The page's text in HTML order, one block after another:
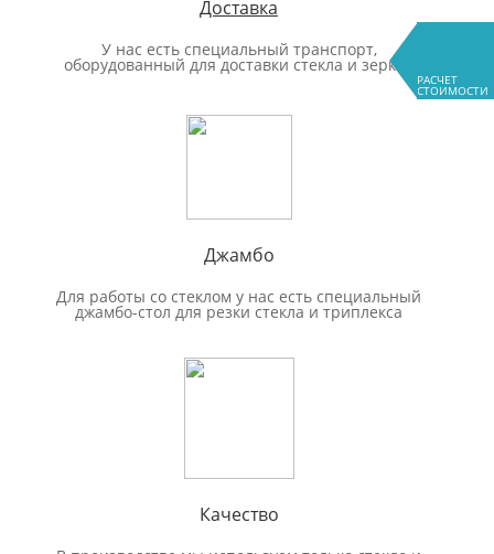
РАСЧЕТ
СТОИМОСТИ
Доставка
У нас есть специальный транспорт,
оборудованный для доставки стекла и зеркал
Джамбо
Для работы со стеклом у нас есть специальный
джамбо-стол для резки стекла и триплекса
Качество